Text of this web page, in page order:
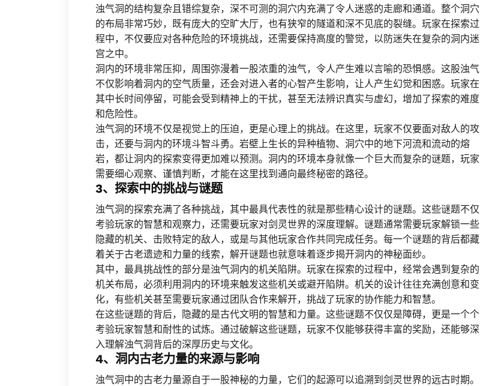
浊气洞的结构复杂且错综复杂，深不可测的洞穴内充满了令人迷惑的走廊和通道。整个洞穴
的布局非常巧妙，既有庞大的空旷大厅，也有狭窄的隧道和深不见底的裂缝。玩家在探索过
程中，不仅要应对各种危险的环境挑战，还需要保持高度的警觉，以防迷失在复杂的洞内迷
宫之中。
洞内的环境非常压抑，周围弥漫着一股浓重的浊气，令人产生难以言喻的恐惧感。这股浊气
不仅影响着洞内的空气质量，还会对进入者的心智产生影响，让人产生幻觉和困惑。玩家在
其中长时间停留，可能会受到精神上的干扰，甚至无法辨识真实与虚幻，增加了探索的难度
和危险性。
浊气洞的环境不仅是视觉上的压迫，更是心理上的挑战。在这里，玩家不仅要面对敌人的攻
击，还要与洞内的环境斗智斗勇。岩壁上生长的异种植物、洞穴中的地下河流和流动的熔
岩，都让洞内的探索变得更加难以预测。洞内的环境本身就像一个巨大而复杂的谜题，玩家
需要细心观察、谨慎判断，才能在这里找到通向最终秘密的路径。
3、探索中的挑战与谜题
浊气洞的探索充满了各种挑战，其中最具代表性的就是那些精心设计的谜题。这些谜题不仅
考验玩家的智慧和观察力，还需要玩家对剑灵世界的深度理解。谜题通常需要玩家解锁一些
隐藏的机关、击败特定的敌人，或是与其他玩家合作共同完成任务。每一个谜题的背后都藏
着关于古老遗迹和力量的线索，解开谜题也就意味着逐步揭开洞内的神秘面纱。
其中，最具挑战性的部分是浊气洞内的机关陷阱。玩家在探索的过程中，经常会遇到复杂的
机关布局，必须利用洞内的环境来触发这些机关或避开陷阱。机关的设计往往充满创意和变
化，有些机关甚至需要玩家通过团队合作来解开，挑战了玩家的协作能力和智慧。
在这些谜题的背后，隐藏的是古代文明的智慧和力量。这些谜题不仅仅是障碍，更是一个个
考验玩家智慧和耐性的试炼。通过破解这些谜题，玩家不仅能够获得丰富的奖励，还能够深
入理解浊气洞背后的深厚历史与文化。
4、洞内古老力量的来源与影响
浊气洞中的古老力量源自于一股神秘的力量，它们的起源可以追溯到剑灵世界的远古时期。